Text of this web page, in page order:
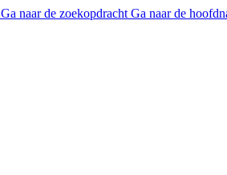
Ga naar de zoekopdracht Ga naar de